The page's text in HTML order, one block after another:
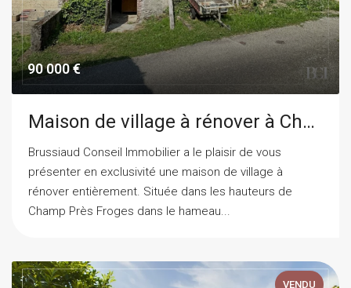
90 000 €
Maison de village à rénover à Champ Près Froges
Brussiaud Conseil Immobilier a le plaisir de vous
présenter en exclusivité une maison de village à
rénover entièrement. Située dans les hauteurs de
Champ Près Froges dans le hameau...
VENDU